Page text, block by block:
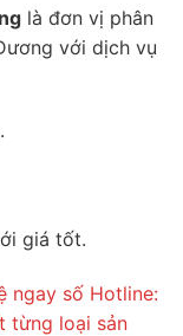
là đơn vị phân
với dịch vụ
giá tốt.
ngay số Hotline:
từng loại sản